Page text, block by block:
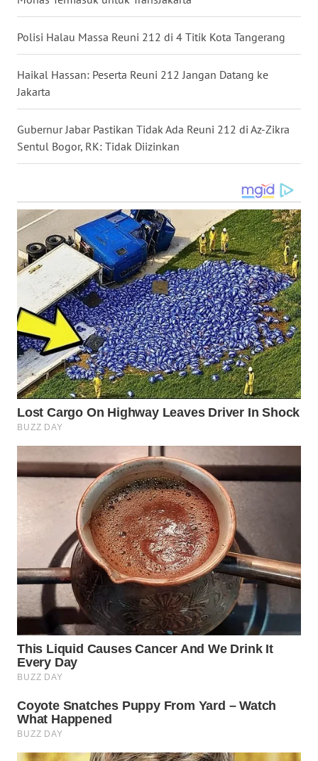
Polisi Halau Massa Reuni 212 di 4 Titik Kota Tangerang
Haikal Hassan: Peserta Reuni 212 Jangan Datang ke
Jakarta
Gubernur Jabar Pastikan Tidak Ada Reuni 212 di Az-Zikra
Sentul Bogor, RK: Tidak Diizinkan
KALTARA
WN
KALSEL
WN
KALTIM
SULSEL
WN
GORONTALO
WN
SULUT
WN
MALUKU
WN
MALUT
WN
DAIRI
WN
NIAS
WN
LANGKAT
WN
SELATAN
WN
TANJUNG